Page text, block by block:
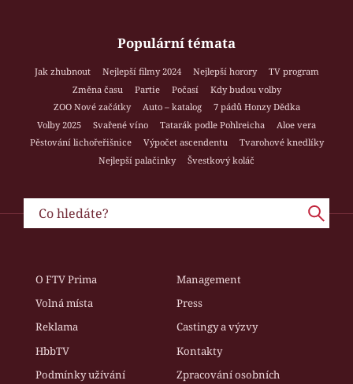
Populární témata
Jak zhubnout Nejlepší filmy 2024 Nejlepší horory
TV program
Změna času
Partie Počasí
Kdy budou volby
ZOO Nové začátky
Auto – katalog
7 pádů Honzy Dědka
Volby 2025
Svařené víno Tatarák podle Pohlreicha
Aloe vera
Pěstování lichořeřišnice
Výpočet ascendentu
Tvarohové knedlíky
Nejlepší palačinky
Švestkový koláč
O FTV Prima
Management
Volná místa
Press
Reklama
Castingy a výzvy
HbbTV
Kontakty
Podmínky užívání
Zpracování osobních